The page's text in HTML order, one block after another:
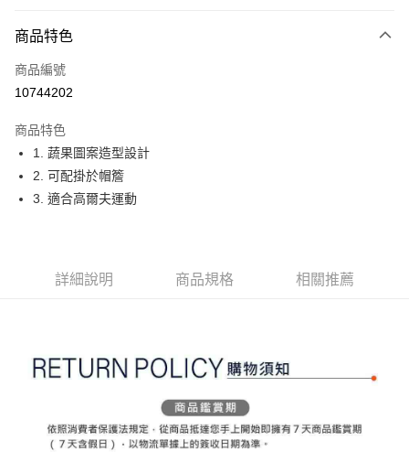
LINE Pay
Apple Pay
悠遊付
大哥付你分期
相關說明
成交易。
【繳款方式說明】
1.分期款項不併入電信帳單，「大哥付你分期」於每月結算日後寄送繳費提
2.透過簡訊連結打開帳單後，可選擇「超商條碼／台灣大直營門市／銀行轉
帳／街口支付／iPASS MONEY」等通路繳費。
【關於「AFTEE先享後付」】
AFTEE先享後付是「在收到商品之後才付款」的支付方式。 讓您購物簡單
１．於結帳方式選擇「AFTEE先享後付」後，將跳轉至「AFTEE先享後付」
結帳頁面，進行簡訊認證並確認金額後，即可完成結帳。
２．訂單成立數日內，您將收到繳費通知簡訊。
３．收到繳費通知簡訊後14天內，點擊此簡訊中的連結，可透過四大超商／
ATM付款
全家取貨付款
免運費
商品特色
商品編號
10744202
商品特色
1. 蔬果圖案造型設計
2. 可配掛於帽簷
3. 適合高爾夫運動
詳細說明 商品規格 相關推薦